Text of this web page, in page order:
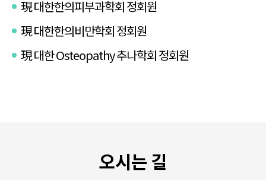
現 대한한의피부과학회 정회원
現 대한한의비만학회 정회원
現 대한 Osteopathy 추나학회 정회원
오시는 길